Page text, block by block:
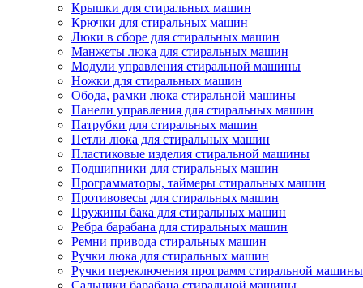
Крышки для стиральных машин
Крючки для стиральных машин
Люки в сборе для стиральных машин
Манжеты люка для стиральных машин
Модули управления стиральной машины
Ножки для стиральных машин
Обода, рамки люка стиральной машины
Панели управления для стиральных машин
Патрубки для стиральных машин
Петли люка для стиральных машин
Пластиковые изделия стиральной машины
Подшипники для стиральных машин
Программаторы, таймеры стиральных машин
Противовесы для стиральных машин
Пружины бака для стиральных машин
Ребра барабана для стиральных машин
Ремни привода стиральных машин
Ручки люка для стиральных машин
Ручки переключения программ стиральной машины
Сальники барабана стиральной машины